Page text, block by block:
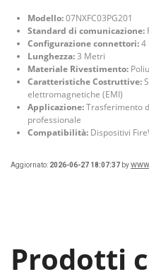
Modello:07NXFC03PG201
Standard di comunicazione:
Configurazione connettori:4
Lunghezza:3 Metri
Materiale Rivestimento:
Caratteristiche Costruttive:
elettromagnetiche (EMI)
Applicazione:Trasferimento
professionale
Compatibilità: Dispositivi
Aggiornato: 2026-06-27 18:07:37 by
Prodotti